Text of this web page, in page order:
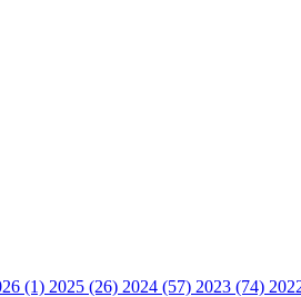
(1) 2025 (26) 2024 (57) 2023 (74)